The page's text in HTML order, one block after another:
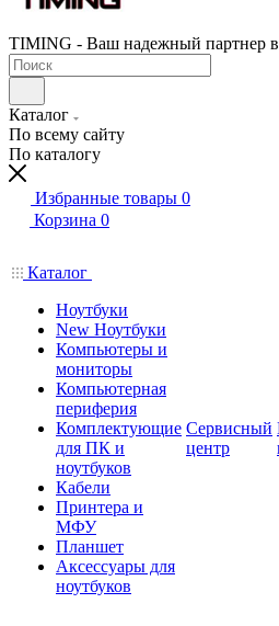
TIMING - Ваш надежный партнер
Каталог
По всему сайту
По каталогу
Избранные товары 0
Корзина 0
Каталог
Ноутбуки
New Ноутбуки
Компьютеры и
мониторы
Компьютерная
периферия
Комплектующие
для ПК и
ноутбуков
Кабели
Принтера и
МФУ
Планшет
Аксессуары для
ноутбуков
Сервисный
центр